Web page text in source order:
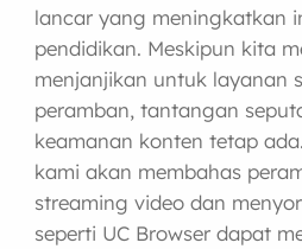
lancar yang meningkatkan
pendidikan. Meskipun kita
menjanjikan untuk layanan
peramban, tantangan
keamanan konten tetap
kami akan membahas
streaming video dan
seperti UC Browser dapat